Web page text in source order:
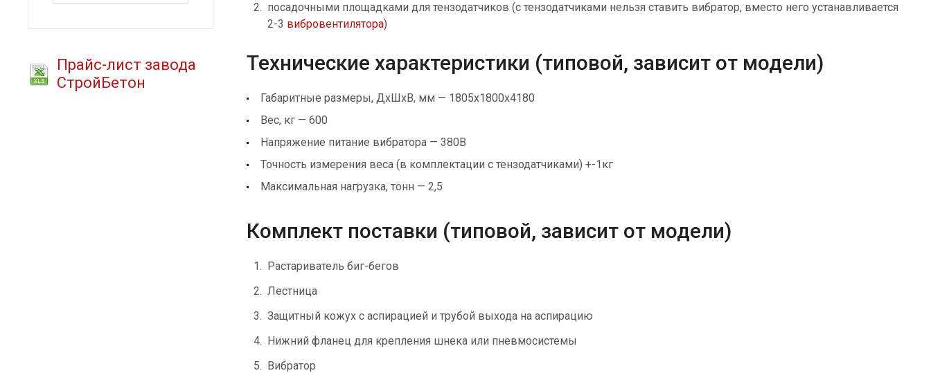
посадочными площадками для тензодатчиков (с тензодатчиками нельзя ставить вибратор, вместо него устанавливается
2-3 вибровентилятора)
Технические характеристики (типовой, зависит от модели)
Габаритные размеры, ДхШхВ, мм — 1805х1800х4180
Вес, кг — 600
Напряжение питание вибратора — 380В
Точность измерения веса (в комплектации с тензодатчиками) +-1кг
Максимальная нагрузка, тонн — 2,5
Комплект поставки (типовой, зависит от модели)
Растариватель биг-бегов
Лестница
Защитный кожух с аспирацией и трубой выхода на аспирацию
Нижний фланец для крепления шнека или пневмосистемы
Вибратор
Прайс-лист завода
СтройБетон